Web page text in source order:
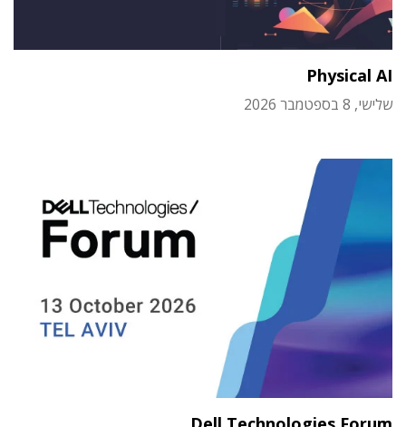
Physical AI
שלישי, 8 בספטמבר 2026